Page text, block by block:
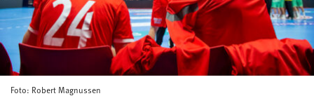
Foto: Robert Magnussen